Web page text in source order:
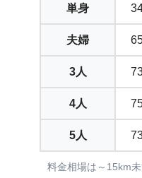
単身
夫婦
3人
4人
5人
料金相場は～15km